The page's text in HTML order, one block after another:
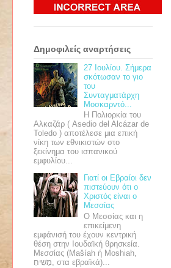
Δημοφιλείς αναρτήσεις
27 Ιουλίου. Σήμερα
σκότωσαν το γιο
του
Συνταγματάρχη
Μοσκαρντό...
Η Πολιορκία του
Αλκαζάρ ( Asedio del Alcázar de
Toledo ) αποτέλεσε μια επική
νίκη των εθνικιστών στο
ξεκίνημα του ισπανικού
εμφυλίου...
Γιατί οι Εβραίοι δεν
πιστεύουν ότι ο
Χριστός είναι ο
Μεσσίας
Ο Μεσσίας και η
επικείμενη
εμφάνισή του έχουν κεντρική
θέση στην Ιουδαϊκή θρησκεία.
Μεσσίας (Mašíah ή Moshiah,
מָשִׁיחַ, στα εβραϊκά)...